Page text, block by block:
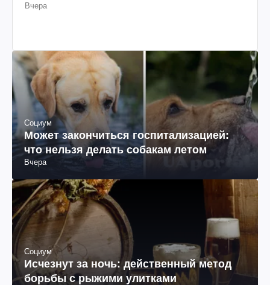
Вчера
Социум
Может закончиться госпитализацией:
что нельзя делать собакам летом
Вчера
Социум
Исчезнут за ночь: действенный метод
борьбы с рыжими улитками